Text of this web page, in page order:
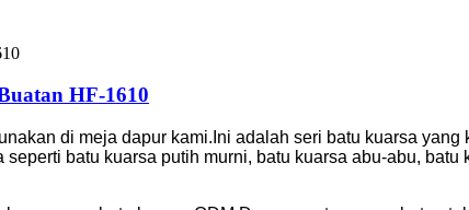
HF-1610
di meja dapur kami.Ini adalah seri batu kuarsa
batu kuarsa putih murni, batu kuarsa abu-abu,